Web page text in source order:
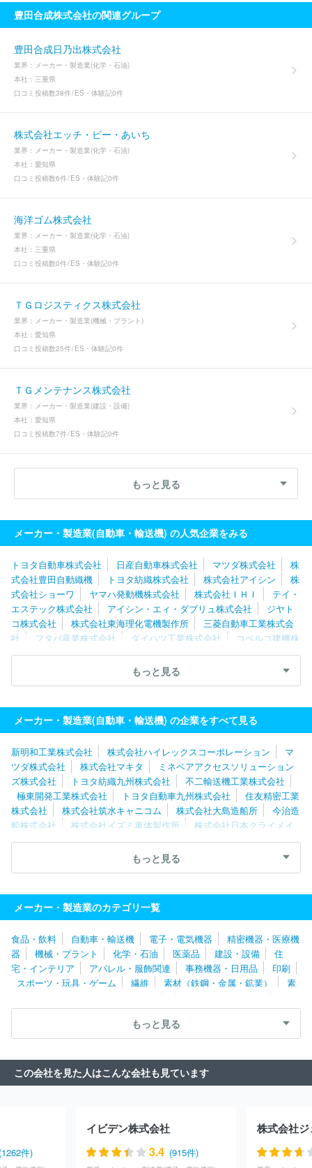
豊田合成株式会社の関連グループ
豊田合成日乃出株式会社
業界： メーカー・製造業(化学・石油)
本社： 三重県
口コミ投稿数38件 ES・体験記0件
株式会社エッチ・ピー・あいち
業界： メーカー・製造業(化学・石油)
本社： 愛知県
口コミ投稿数6件 ES・体験記0件
海洋ゴム株式会社
業界： メーカー・製造業(化学・石油)
本社： 三重県
口コミ投稿数0件 ES・体験記0件
ＴＧロジスティクス株式会社
業界： メーカー・製造業(機械・プラント)
本社： 愛知県
口コミ投稿数25件 ES・体験記0件
ＴＧメンテナンス株式会社
業界： メーカー・製造業(建設・設備)
本社： 愛知県
口コミ投稿数7件 ES・体験記0件
もっと見る
メーカー・製造業(自動車・輸送機) の人気企業をみる
トヨタ自動車株式会社 日産自動車株式会社 マツダ株式会社
株
式会社豊田自動織機
トヨタ紡織株式会社 株式会社アイシン
株
式会社ショーワ
ヤマハ発動機株式会社 株式会社ＩＨＩ
テイ・
エステック株式会社
アイシン・エィ・ダブリュ株式会社
ジヤト
コ株式会社
株式会社東海理化電機製作所
三菱自動車工業株式会
社
フタバ産業株式会社 ダイハツ工業株式会社
コベルコ建機株
式会社
マレリ株式会社 いすゞ自動車株式会社
スズキ株式会
株式会社ケーヒン
日野自動車株式会
社
ック
トヨタ自動車九州株式会社
もっと見る
メーカー・製造業(自動車・輸送機) の企業をすべて見る
新明和工業株式会社 株式会社ハイレックスコーポレーション
マ
ツダ株式会社
株式会社マキタ
ミネベアアクセスソリューション
ズ株式会社
トヨタ紡織九州株式会社
不二輸送機工業株式会社
極東開発工業株式会社
トヨタ自動車九州株式会社
住友精密工業
株式会社
株式会社筑水キャニコム 株式会社大島造船所
今治造
船株式会社
株式会社イズミ車体製作所
株式会社日本クライメイ
トシステムズ
株式会社ベルソニカ
アイシン・エィ・ダブリュ株
ニデックモビリティ株式会社
オージーケー技研株式会社
トヨタ自動車株式会社
サカイサイクル株式会社
株式会社エフ・
シー・シー
ＮＳＫワーナー株式会社
日本トレクス株式会社
株式会社アドヴィックス
パナソニックサ
イクルテック株式会社
山清工業株式会社
フジオーゼックス株式
会社
トヨタ紡織株式会社 トヨタ車体株式会社
アイシン化工株
式会社
株式会社松永製作所
ヤマハモーターエレクトロニクス株
ジヤトコ株式会社
スズキ株式会社
日本車輌製造株式会社
株式会社豊田自動織機
株式会社アイシン
ダイハツ工業株式会社
製作所
しげる工業株式会社 トヨタ自動車東日本株式会社
株式
株式会社エフテック 株式会社エイチワン
トヨタ自
動車北海道株式会社
株式会社ショーワ マレリ株式会社
オート
リブ株式会社
株式会社ミクニ
もっと見る
メーカー・製造業のカテゴリ一覧
食品・飲料 自動車・輸送機 電子・電気機器
精密機器・医療機
器
機械・プラント 化学・石油 医薬品 建設・設備
住
宅・インテリア
アパレル・服飾関連 事務機器・日用品
印刷
スポーツ・玩具・ゲーム
繊維 素材（鉄鋼・金属・鉱業）
素
材（ゴム・ガラス・セラミックス）
素材（紙・パルプ）
素材
（その他）
農林・水産 たばこ・飼料 その他
もっと見る
この会社を見た人はこんな会社も見ています
件)
イビデン株式会社
3.4 (915件)
株式会社